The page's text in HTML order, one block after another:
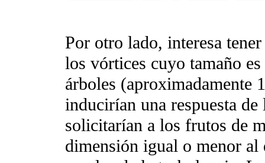
Por otro lado, interesa
los vórtices cuyo tamaño
árboles (aproximadamente
inducirían una respuesta
solicitarían a los frutos de
dimensión igual o menor al